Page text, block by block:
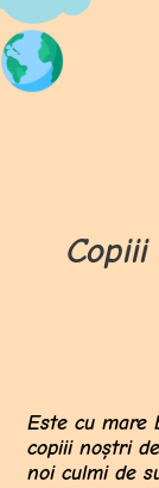
Este cu mare
copiii noștri
noi culmi de